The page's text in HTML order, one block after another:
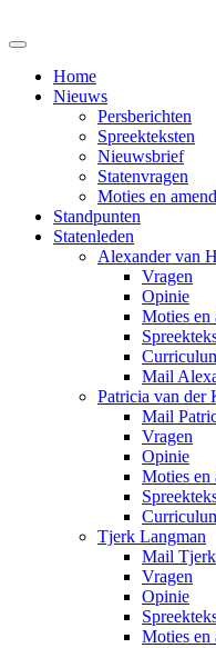
Home
Nieuws
Persberichten
Spreekteksten
Nieuwsbrief
Statenvragen
Moties en
Standpunten
Statenleden
Alexander van
Vragen
Opinie
Moties en
Mail
Patricia van der
Mail
Vragen
Opinie
Moties en
Tjerk Langman
Mail
Vragen
Opinie
Moties en